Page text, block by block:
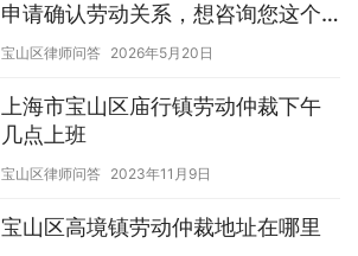
申请确认劳动关系，想咨询您这个
案子的胜算、流程
宝山区律师问答 2026年5月20日
上海市宝山区庙行镇劳动仲裁下午
几点上班
宝山区律师问答 2023年11月9日
宝山区高境镇劳动仲裁地址在哪里